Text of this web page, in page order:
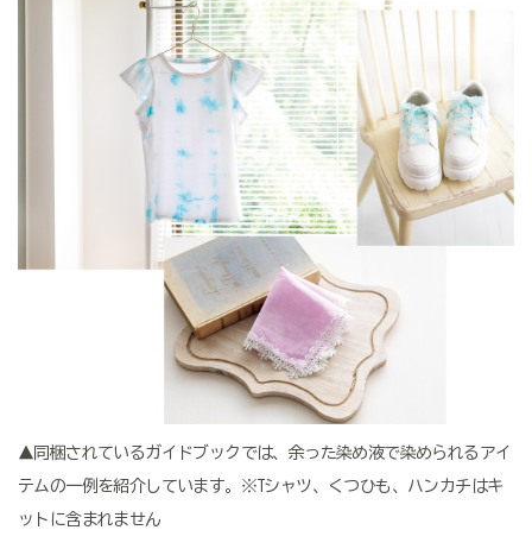
▲同梱されているガイドブックでは、余った染め液で染められるアイ
テムの一例を紹介しています。※Tシャツ、くつひも、ハンカチはキ
ットに含まれません